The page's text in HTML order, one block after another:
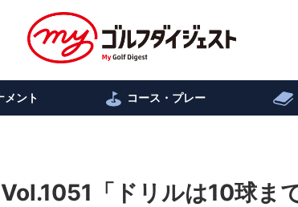
メント コース・プレー
「ドリルは10球まで